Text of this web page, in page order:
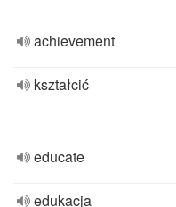
achievement
kształcić
educate
edukacja